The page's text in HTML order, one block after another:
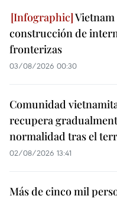
Vietnam
construcción de
fronterizas
03/08/2026 00:30
Comunidad
recupera
normalidad tras el
02/08/2026 13:41
Más de cinco mil